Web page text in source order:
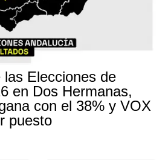
las Elecciones de
en Dos Hermanas,
con el 38% y VOX
puesto